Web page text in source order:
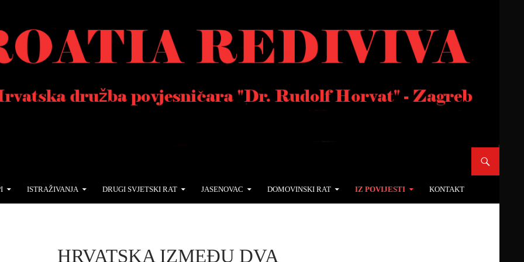
ISTRAŽIVANJA DRUGI SVJETSKI RAT JASENOVAC DOMOVINSKI RAT IZ POVIJESTI KONTAKT
HRVATSKA IZMEĐU DVA